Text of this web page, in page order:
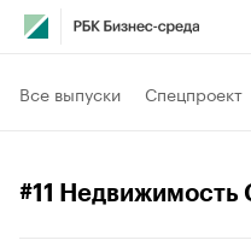
Все выпуски Спецпроект
#11 Недвижимость